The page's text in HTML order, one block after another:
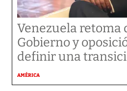
Venezuela retoma
Gobierno y
definir una
AMÉRICA